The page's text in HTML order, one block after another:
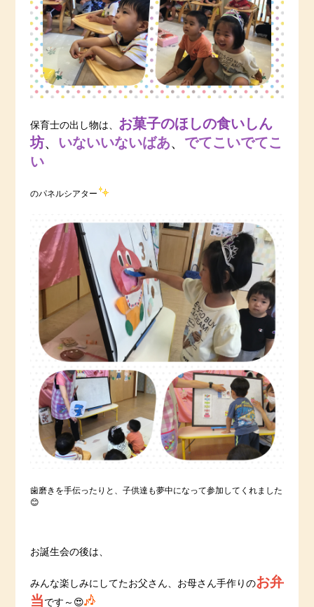
保育士の出し物は、 お菓子のほしの食いしん
坊、 いないいないばあ、 でてこいでてこ
い
のパネルシアター
歯磨きを手伝ったりと、子供達も夢中になって参加してくれました
😊
お誕生会の後は、
みんな楽しみにしてたお父さん、お母さん手作りのお弁
当 です～😍